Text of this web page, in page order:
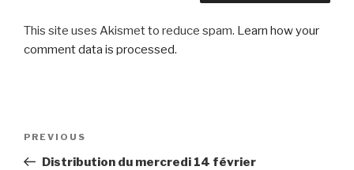
This site uses Akismet to reduce spam. Learn how your
comment data is processed.
Previous
Post
PREVIOUS
Distribution du mercredi 14 février